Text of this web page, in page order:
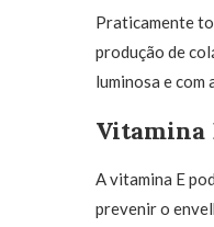
Praticamente
produção de
luminosa e com
Vitamina
A vitamina E
prevenir o